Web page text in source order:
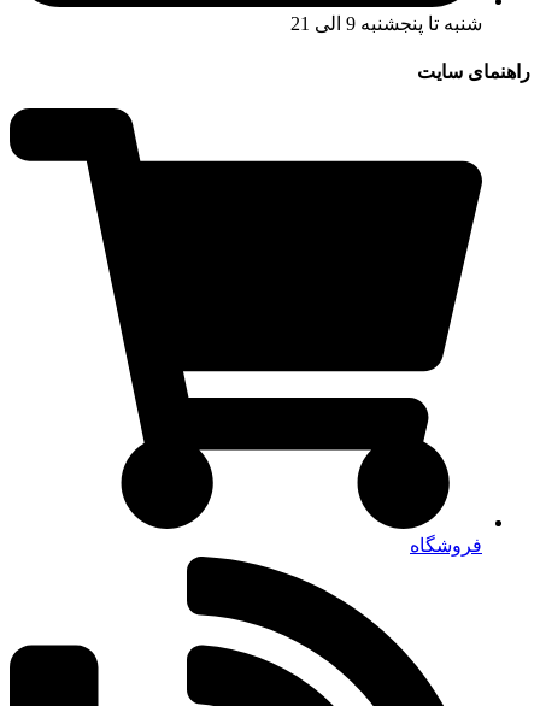
شنبه تا پنجشنبه 9 الی 21
راهنمای سایت
فروشگاه